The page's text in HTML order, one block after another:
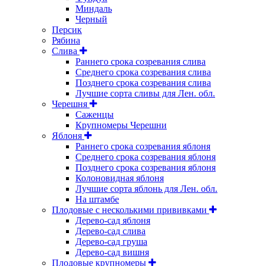
Миндаль
Черный
Персик
Рябина
Слива
Раннего срока созревания слива
Среднего срока созревания слива
Позднего срока созревания слива
Лучшие сорта сливы для Лен. обл.
Черешня
Саженцы
Крупномеры Черешни
Яблоня
Раннего срока созревания яблоня
Среднего срока созревания яблоня
Позднего срока созревания яблоня
Колоновидная яблоня
Лучшие сорта яблонь для Лен. обл.
На штамбе
Плодовые с несколькими прививками
Дерево-сад яблоня
Дерево-сад слива
Дерево-сад груша
Дерево-сад вишня
Плодовые крупномеры